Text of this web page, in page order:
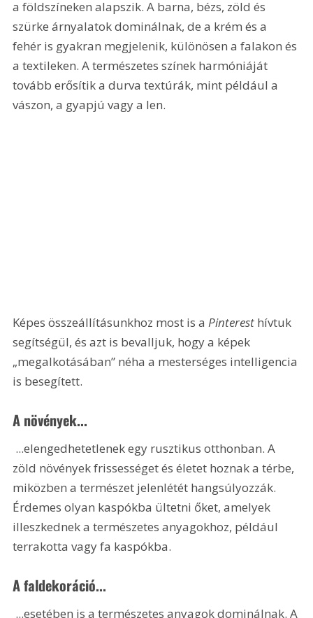
a földszíneken alapszik. A barna, bézs, zöld és
szürke árnyalatok dominálnak, de a krém és a
fehér is gyakran megjelenik, különösen a falakon és
a textileken. A természetes színek harmóniáját
tovább erősítik a durva textúrák, mint például a
vászon, a gyapjú vagy a len.
Képes összeállításunkhoz most is a Pinterest hívtuk
segítségül, és azt is bevalljuk, hogy a képek
„megalkotásában” néha a mesterséges intelligencia
is besegített.
A növények...
zöld növények frissességet és életet hoznak a térbe,
miközben a természet jelenlétét hangsúlyozzák.
Érdemes olyan kaspókba ültetni őket, amelyek
illeszkednek a természetes anyagokhoz, például
terrakotta vagy fa kaspókba.
A faldekoráció...